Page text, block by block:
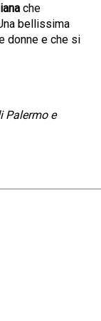
che
bellissima
donne e che si
Palermo e